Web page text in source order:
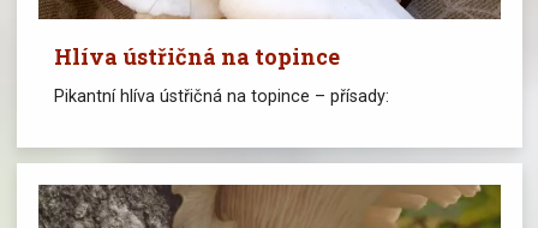
Hlíva ústřičná na topince
Pikantní hlíva ústřičná na topince – přísady: